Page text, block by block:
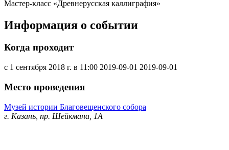
Мастер-класс «Древнерусская каллиграфия»
Информация о событии
Когда проходит
с 1 сентября 2018 г. в 11:00 2019-09-01 2019-09-01
Место проведения
Музей истории Благовещенского собора
г. Казань, пр. Шейкмана, 1А